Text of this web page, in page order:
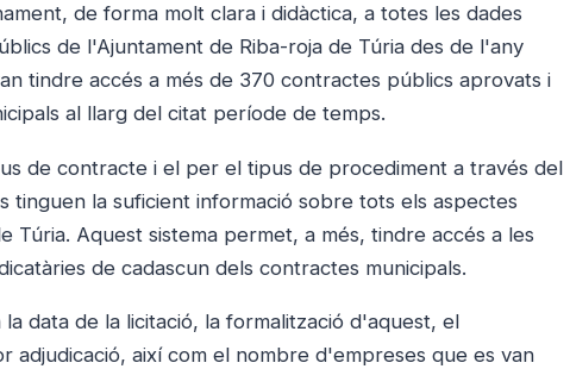
de forma molt clara i didàctica, a totes les dades
de l'Ajuntament de Riba-roja de Túria des de l'any
tindre accés a més de 370 contractes públics aprovats i
al llarg del citat període de temps.
de contracte i el per el tipus de procediment a través del
la suficient informació sobre tots els aspectes
Túria. Aquest sistema permet, a més, tindre accés a les
de cadascun dels contractes municipals.
data de la licitació, la formalització d'aquest, el
així com el nombre d'empreses que es van